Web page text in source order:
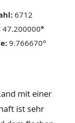
6712
47.200000°
9.766670°
mit einer
ist sehr